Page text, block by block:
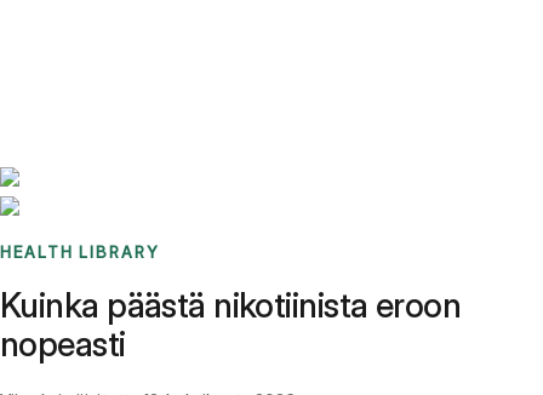
HEALTH LIBRARY
Kuinka päästä nikotiinista eroon
nopeasti